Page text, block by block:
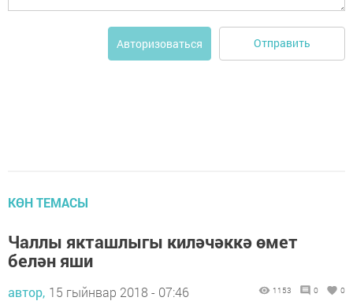
Авторизоваться Отправить
КӨН ТЕМАСЫ
Чаллы якташлыгы киләчәккә өмет
белән яши
автор, 15 гыйнвар 2018 - 07:46 1153 0 0